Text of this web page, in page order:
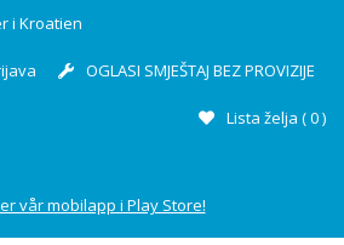
i Kroatien
OGLASI SMJEŠTAJ BEZ PROVIZIJE
Lista želja (0)
vår mobilapp i Play Store!